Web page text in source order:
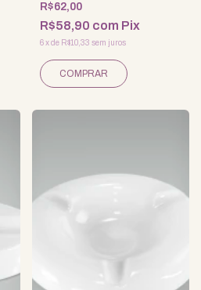
R$62,00
R$58,90 com Pix
6 xde R$10,33 sem juros